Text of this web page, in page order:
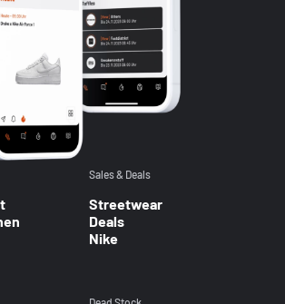
Sales & Deals
Streetwear
Deals
Nike